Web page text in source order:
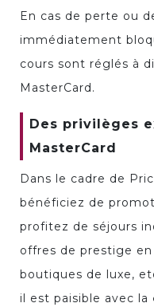
En cas de perte ou
immédiatement
cours sont réglés à
MasterCard.
Des privilèges
MasterCard
Dans le cadre de
bénéficiez de
profitez de séjours
offres de prestige
boutiques de luxe,
il est paisible avec la